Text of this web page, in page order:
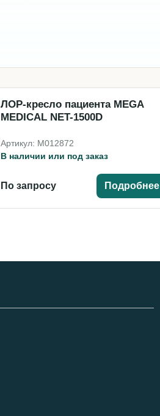
ЛОР-кресло пациента MEGA
MEDICAL NET-1500D
Артикул: M012872
В наличии или под заказ
По запросу Подробнее